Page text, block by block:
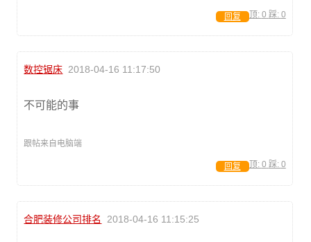
顶: 0 踩: 0
回复
数控锯床 2018-04-16 11:17:50
不可能的事
跟帖来自电脑端
顶: 0 踩: 0
回复
合肥装修公司排名 2018-04-16 11:15:25